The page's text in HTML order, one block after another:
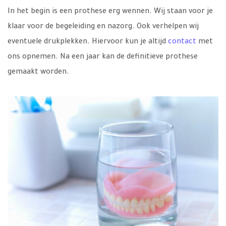
In het begin is een prothese erg wennen. Wij staan voor je
klaar voor de begeleiding en nazorg. Ook verhelpen wij
eventuele drukplekken. Hiervoor kun je altijd contact met
ons opnemen. Na een jaar kan de definitieve prothese
gemaakt worden.